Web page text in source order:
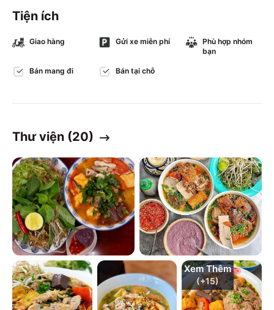
Tiện ích
Giao hàng Gửi xe miễn phí
Phù hợp nhóm
bạn
Bán mang đi Bán tại chỗ
Thư viện (20)
Xem Thêm
(+15)